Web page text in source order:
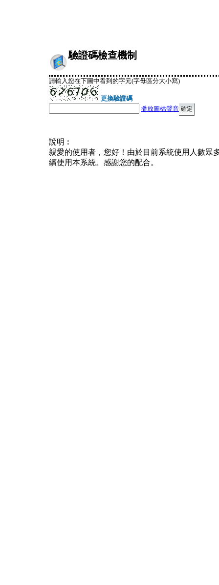
驗證碼檢查機制
請輸入您在下圖中看到的字元(字母區分大小寫)
更換驗證碼
播放圖檔聲音
說明︰
親愛的使用者，您好！由於目前系統使用人數眾
續使用本系統。感謝您的配合。